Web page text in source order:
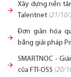
Xây dựng nền
Talentnet (21/10/
Đơn giản hóa
bằng giải pháp
SMARTNOC -
của FTI-OSS (20/